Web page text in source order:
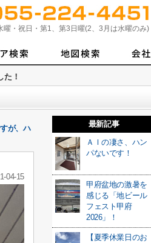
曜・祝日・第1、第3日曜(2、3月は水曜のみ)
た！
が、ハ
04-15
最新記事
ＡＩの凄さ、ハン
パないです！
甲府盆地の激暑を
感じる「地ビール
フェスト甲府
2026」！
【夏季休業日のお